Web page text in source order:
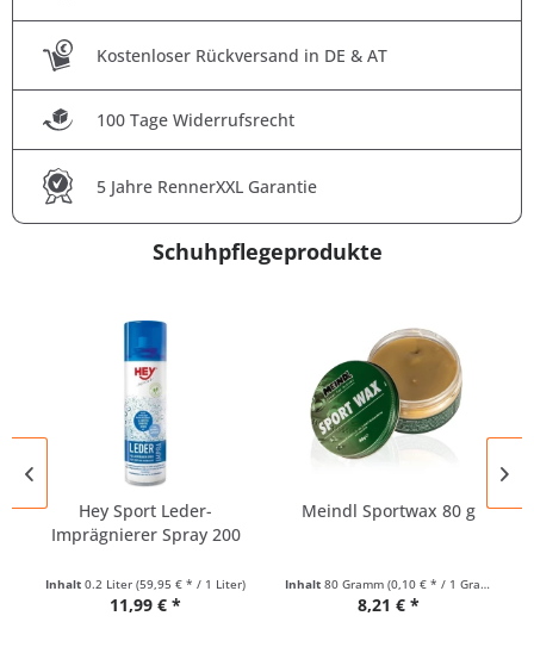
Kostenloser Rückversand in DE & AT
100 Tage Widerrufsrecht
5 Jahre RennerXXL Garantie
Schuhpflegeprodukte
Hey Sport Leder-
Imprägnierer Spray 200
Inhalt 0.2 Liter (59,95 € * / 1 Liter)
11,99 € *
Meindl Sportwax 80 g
Inhalt 80 Gramm (0,10 € * / 1 Gramm)
8,21 € *